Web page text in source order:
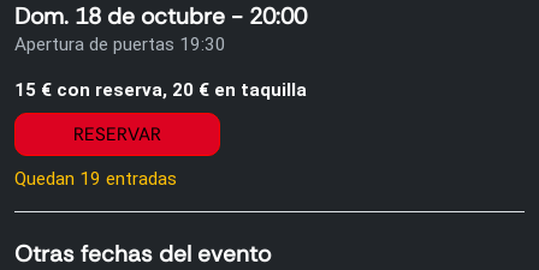
Dom. 18 de octubre - 20:00
Apertura de puertas 19:30
15 € con reserva, 20 € en taquilla
RESERVAR
Quedan 19 entradas
Otras fechas del evento